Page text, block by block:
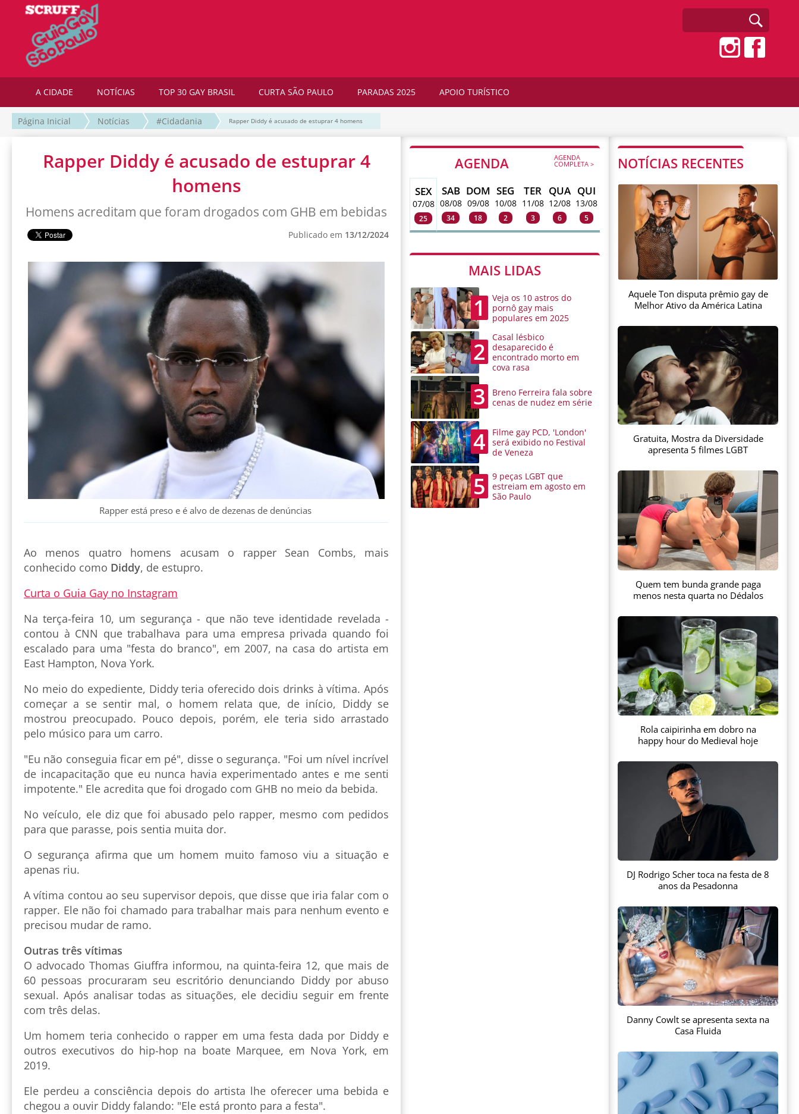
A CIDADE NOTÍCIAS TOP 30 GAY BRASIL CURTA SÃO PAULO PARADAS 2025 APOIO TURÍSTICO
Página Inicial Notícias #Cidadania Rapper Diddy é acusado de estuprar 4 homens
Rapper Diddy é acusado de estuprar 4
homens
Homens acreditam que foram drogados com GHB em bebidas
Publicado em 13/12/2024
Rapper está preso e é alvo de dezenas de denúncias
Ao menos quatro homens acusam o rapper Sean Combs, mais
conhecido como Diddy, de estupro.
Curta o Guia Gay no Instagram
Na terça-feira 10, um segurança - que não teve identidade revelada -
contou à CNN que trabalhava para uma empresa privada quando foi
escalado para uma "festa do branco", em 2007, na casa do artista em
East Hampton, Nova York.
No meio do expediente, Diddy teria oferecido dois drinks à vítima. Após
começar a se sentir mal, o homem relata que, de início, Diddy se
mostrou preocupado. Pouco depois, porém, ele teria sido arrastado
pelo músico para um carro.
"Eu não conseguia ficar em pé", disse o segurança. "Foi um nível incrível
de incapacitação que eu nunca havia experimentado antes e me senti
impotente." Ele acredita que foi drogado com GHB no meio da bebida.
No veículo, ele diz que foi abusado pelo rapper, mesmo com pedidos
para que parasse, pois sentia muita dor.
O segurança afirma que um homem muito famoso viu a situação e
apenas riu.
A vítima contou ao seu supervisor depois, que disse que iria falar com o
rapper. Ele não foi chamado para trabalhar mais para nenhum evento e
precisou mudar de ramo.
Outras três vítimas
O advocado Thomas Giuffra informou, na quinta-feira 12, que mais de
60 pessoas procuraram seu escritório denunciando Diddy por abuso
sexual. Após analisar todas as situações, ele decidiu seguir em frente
com três delas.
Um homem teria conhecido o rapper em uma festa dada por Diddy e
outros executivos do hip-hop na boate Marquee, em Nova York, em
2019.
Ele perdeu a consciência depois do artista lhe oferecer uma bebida e
chegou a ouvir Diddy falando: "Ele está pronto para a festa".
AGENDA AGENDA
COMPLETA >
SEX
07/08
25
SAB
08/08
34
DOM
09/08
18
SEG
10/08
2
TER
11/08
3
QUA
12/08
6
QUI
13/08
5
MAIS LIDAS
1
Veja os 10 astros do
pornô gay mais
populares em 2025
2
Casal lésbico
desaparecido é
encontrado morto em
cova rasa
3
Breno Ferreira fala sobre
cenas de nudez em série
4
Filme gay PCD, 'London'
será exibido no Festival
de Veneza
5
9 peças LGBT que
estreiam em agosto em
São Paulo
NOTÍCIAS RECENTES
Aquele Ton disputa prêmio gay de
Melhor Ativo da América Latina
Gratuita, Mostra da Diversidade
apresenta 5 filmes LGBT
Quem tem bunda grande paga
menos nesta quarta no Dédalos
Rola caipirinha em dobro na
happy hour do Medieval hoje
DJ Rodrigo Scher toca na festa de 8
anos da Pesadonna
Danny Cowlt se apresenta sexta na
Casa Fluida